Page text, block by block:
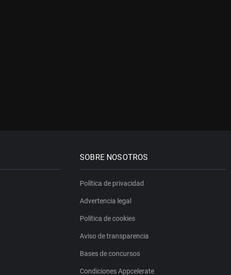
SOBRE NOSOTROS
Política de privacidad
Advertencia legal
Política de cookies
Aviso de transparencia
Bases de concursos
Condiciones Appcelerate